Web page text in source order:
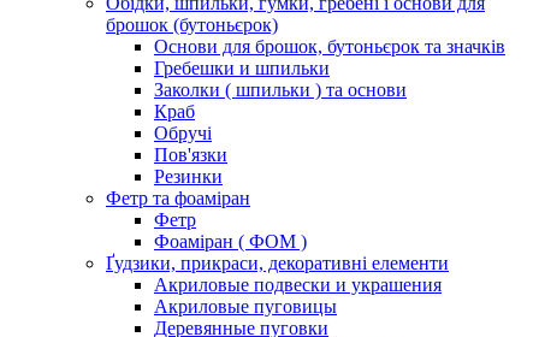
брошок (бутоньєрок)
Основи для брошок, бутоньєрок та значків
Гребешки и шпильки
Заколки ( шпильки ) та основи
Краб
Обручі
Пов'язки
Резинки
Фетр та фоаміран
Фетр
Фоаміран ( ФОМ )
Ґудзики, прикраси, декоративні елементи
Акриловые подвески и украшения
Акриловые пуговицы
Деревянные пуговки